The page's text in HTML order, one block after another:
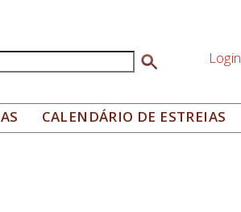
de busca Login
CALENDÁRIO DE ESTREIAS